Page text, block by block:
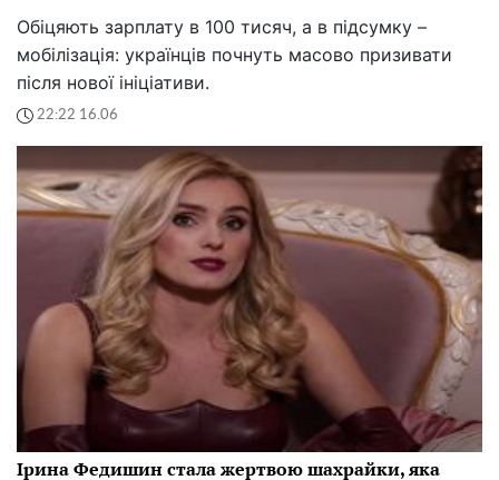
Обіцяють зарплату в 100 тисяч, а в підсумку –
мобілізація: українців почнуть масово призивати
після нової ініціативи.
22:22 16.06
Ірина Федишин стала жертвою шахрайки, яка